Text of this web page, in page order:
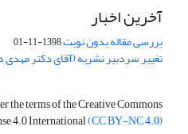
آخرین اخبار
بررسی مقاله بدون نوبت1398-11-01
تغییر سردبیر نشریه (آقای دکتر
the terms of the Creative Commons
4.0 International(CC BY-NC 4.0)